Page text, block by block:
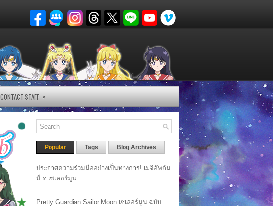
CONTACT STAFF »
Popular Tags Blog Archives
ประกาศความร่วมมืออย่างเป็นทางการ! เมจิอัพกัม
มี่ x เซเลอร์มูน
Pretty Guardian Sailor Moon เซเลอร์มูน ฉบับ